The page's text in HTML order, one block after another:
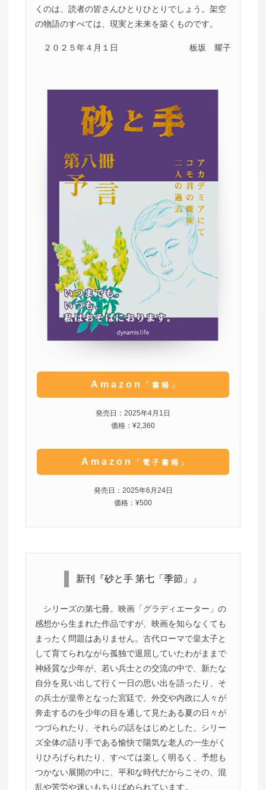
くのは、読者の皆さんひとりひとりでしょう。架空
の物語のすべては、現実と未来を築くものです。
２０２５年４月１日 板坂 耀子
Amazon 「書籍」
発売日：2025年4月1日
価格：¥2,360
Amazon 「電子書籍」
発売日：2025年6月24日
価格：¥500
新刊『砂と手 第七「季節」』
シリーズの第七冊。映画「グラディエーター」の
感想から生まれた作品ですが、映画を知らなくても
まったく問題はありません。古代ローマで皇太子と
して育てられながら孤独で退屈していたわがままで
神経質な少年が、若い兵士との交流の中で、新たな
自分を見い出して行く一日の思い出を語ったり、そ
の兵士が皇帝となった宮廷で、外交や内政に人々が
奔走するのを少年の目を通して見たある夏の日々が
つづられたり、それらの話をはじめとした、シリー
ズ全体の語り手である愉快で陽気な老人の一生がく
りひろげられたり、すべては楽しく明るく、予想も
つかない展開の中に、平和な時代だからこその、混
乱や苦労や迷いもちりばめられています。